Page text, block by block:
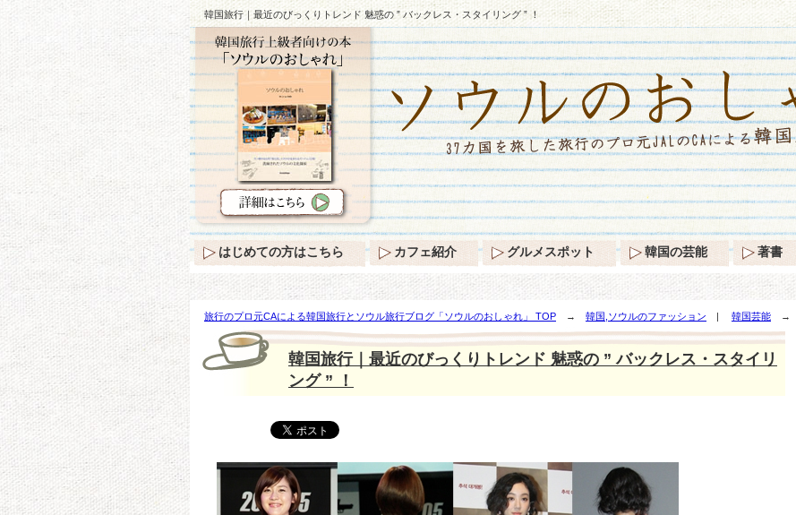
韓国旅行｜最近のびっくりトレンド 魅惑の ” バックレス・スタイリング ” ！
旅行のプロ元CAによる韓国旅行とソウル旅行ブログ「ソウルのおしゃれ」 TOP → 韓国,ソウルのファッション | 韓国芸能 →
っくりトレンド 魅惑の ” バックレス・スタイリング ” ！
韓国旅行｜最近のびっくりトレンド 魅惑の ” バックレス・スタイリ
ング ” ！
はじめての方はこちら カフェ紹介 グルメスポット 韓国の芸能 著書